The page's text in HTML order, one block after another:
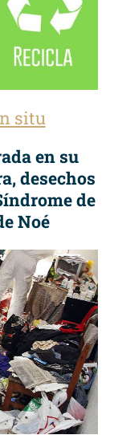
situ
en su
desechos
de
Noé